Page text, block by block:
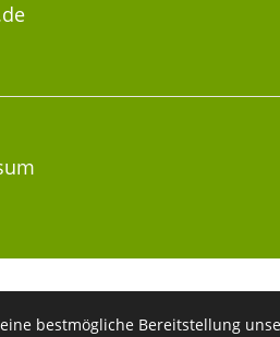
bestmögliche Bereitstellung